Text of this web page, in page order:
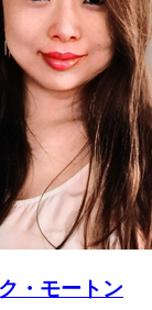
・モートン